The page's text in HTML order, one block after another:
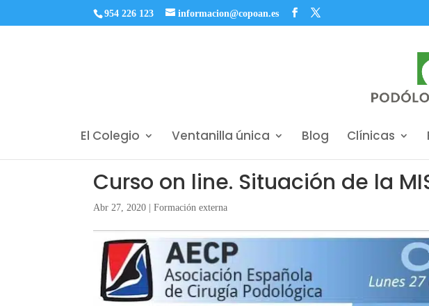
954 226 123 informacion@copoan.es
El Colegio Ventanilla única Blog Clínicas
Curso on line. Situación de la
Abr 27, 2020 |Formación externa